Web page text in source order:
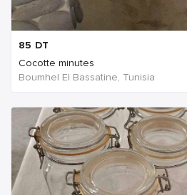
85 DT
Cocotte minutes
Boumhel El Bassatine, Tunisia